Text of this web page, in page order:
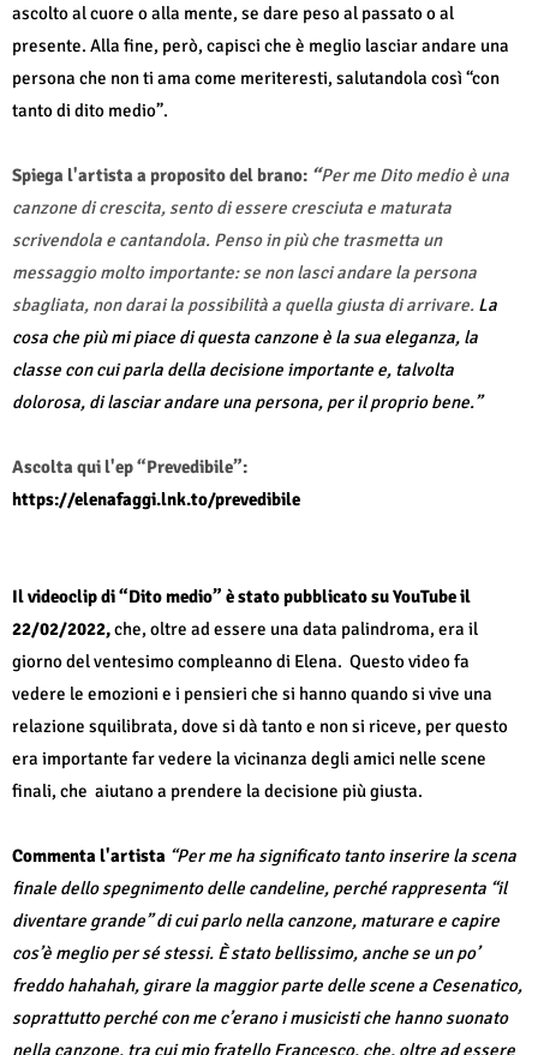
ascolto al cuore o alla mente, se dare peso al passato o al
presente. Alla fine, però, capisci che è meglio lasciar andare una
persona che non ti ama come meriteresti, salutandola così “con
tanto di dito medio”.
Spiega l'artista a proposito del brano: “Per me Dito medio è una
canzone di crescita, sento di essere cresciuta e maturata
scrivendola e cantandola. Penso in più che trasmetta un
messaggio molto importante: se non lasci andare la persona
sbagliata, non darai la possibilità a quella giusta di arrivare. La
cosa che più mi piace di questa canzone è la sua eleganza, la
classe con cui parla della decisione importante e, talvolta
dolorosa, di lasciar andare una persona, per il proprio bene.”
Ascolta qui l'ep “Prevedibile”:
https://elenafaggi.lnk.to/prevedibile
Il videoclip di “Dito medio” è stato pubblicato su YouTubeil
22/02/2022,che, oltre ad essere una data palindroma, era il
giorno del ventesimo compleanno di Elena. Questo video fa
vedere le emozioni e i pensieri che si hanno quando si vive una
relazione squilibrata, dove si dà tanto e non si riceve, per questo
era importante far vedere la vicinanza degli amici nelle scene
finali, che aiutano a prendere la decisione più giusta.
Commenta l'artista “Per me ha significato tanto inserire la scena
finale dello spegnimento delle candeline, perché rappresenta “il
diventare grande” di cui parlo nella canzone, maturare e capire
cos’è meglio per sé stessi. È stato bellissimo, anche se un po’
freddo hahahah, girare la maggior parte delle scene a Cesenatico,
soprattutto perché con me c’erano i musicisti che hanno suonato
nella canzone, tra cui mio fratello Francesco, che, oltre ad essere